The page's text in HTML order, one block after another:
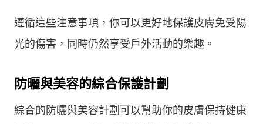
遵循這些注意事項，你可以更好地保護皮膚免受陽
光的傷害，同時仍然享受戶外活動的樂趣。
防曬與美容的綜合保護計劃
綜合的防曬與美容計劃可以幫助你的皮膚保持健康